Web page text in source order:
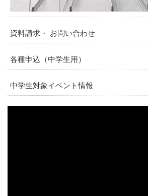
資料請求・ お問い合わせ
各種申込（中学生用）
中学生対象イベント情報